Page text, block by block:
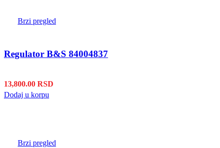
Brzi pregled
Regulator B&S 84004837
13,800.00 RSD
Dodaj u korpu
Brzi pregled